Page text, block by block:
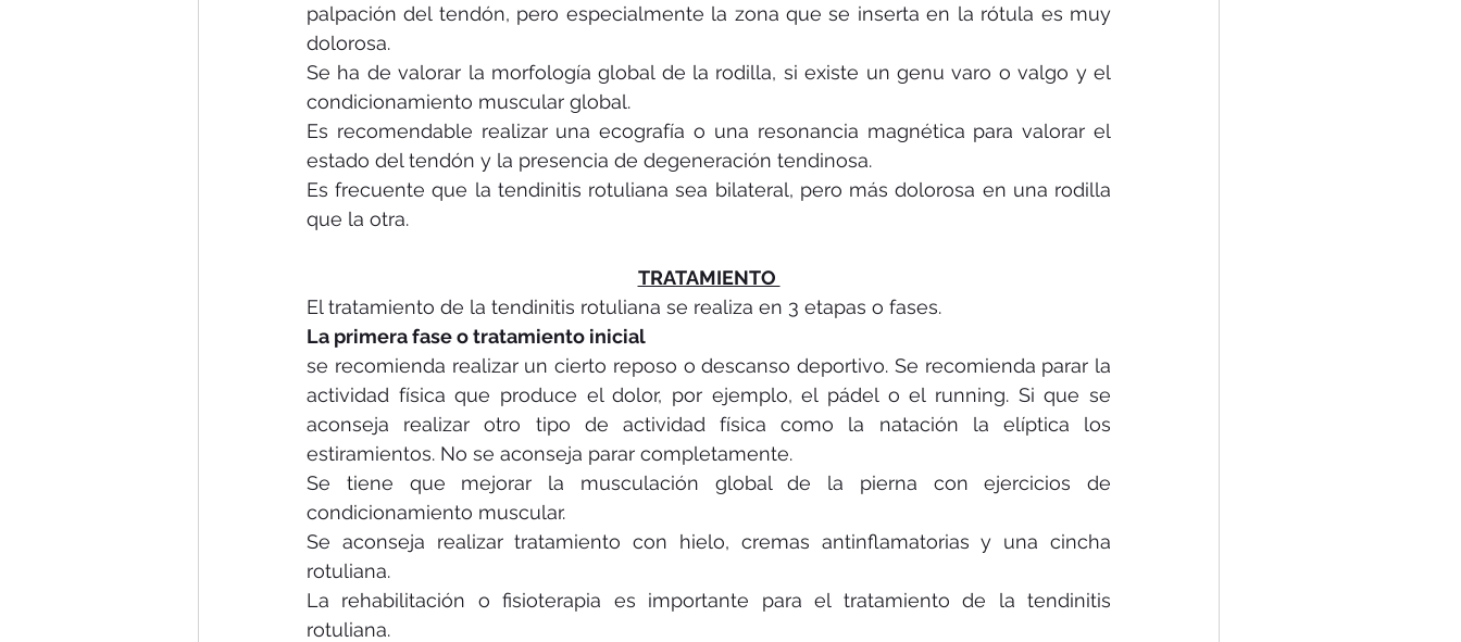
palpación del tendón, pero especialmente la zona que se inserta en la rótula es muy
dolorosa.
Se ha de valorar la morfología global de la rodilla, si existe un genu varo o valgo y el
condicionamiento muscular global.
Es recomendable realizar una ecografía o una resonancia magnética para valorar el
estado del tendón y la presencia de degeneración tendinosa.
Es frecuente que la tendinitis rotuliana sea bilateral, pero más dolorosa en una rodilla
que la otra.
TRATAMIENTO
El tratamiento de la tendinitis rotuliana se realiza en 3 etapas o fases.
La primera fase o tratamiento inicial
se recomienda realizar un cierto reposo o descanso deportivo. Se recomienda parar la
actividad física que produce el dolor, por ejemplo, el pádel o el running. Si que se
aconseja realizar otro tipo de actividad física como la natación la elíptica los
estiramientos. No se aconseja parar completamente.
Se tiene que mejorar la musculación global de la pierna con ejercicios de
condicionamiento muscular.
Se aconseja realizar tratamiento con hielo, cremas antinflamatorias y una cincha
rotuliana.
La rehabilitación o fisioterapia es importante para el tratamiento de la tendinitis
rotuliana.